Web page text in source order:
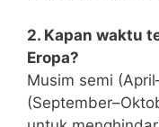
2. Kapan waktu
Eropa?
Musim semi